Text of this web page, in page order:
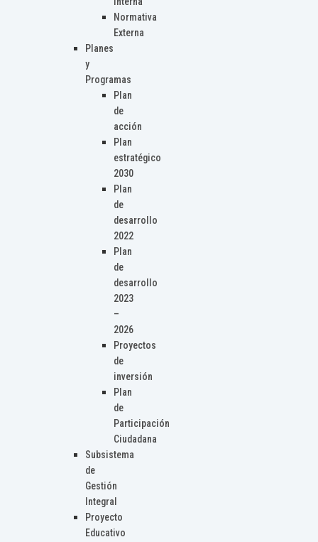
Normativa
Externa
Planes
y
Programas
Plan
de
acción
Plan
estratégico
2030
Plan
de
desarrollo
2022
Plan
de
desarrollo
2023
–
2026
Proyectos
de
inversión
Plan
de
Participación
Ciudadana
Subsistema
de
Gestión
Integral
Proyecto
Educativo